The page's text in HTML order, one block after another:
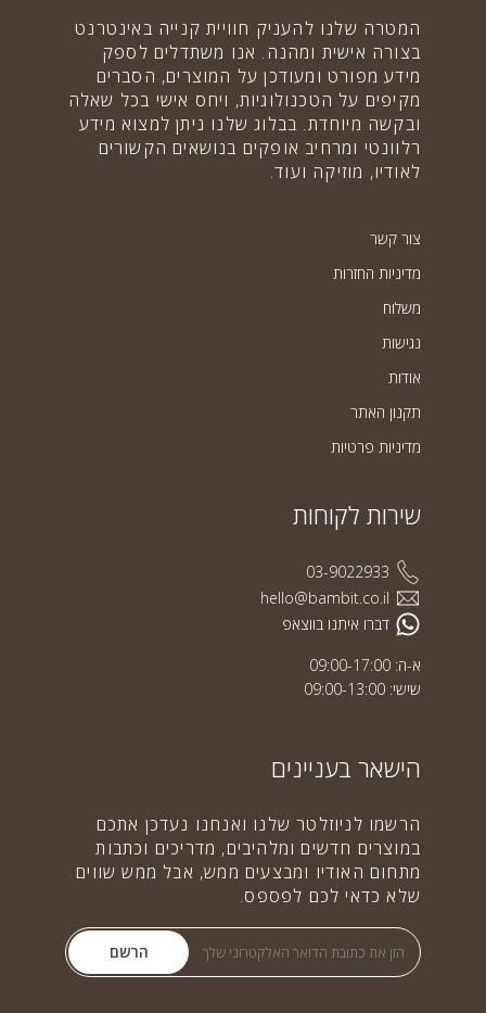
המטרה שלנו להעניק חוויית קנייה באינטרנט
בצורה אישית ומהנה. אנו משתדלים לספק
מידע מפורט ומעודכן על המוצרים, הסברים
מקיפים על הטכנולוגיות, ויחס אישי בכל שאלה
ובקשה מיוחדת. בבלוג שלנו ניתן למצוא מידע
רלוונטי ומרחיב אופקים בנושאים הקשורים
לאודיו, מוזיקה ועוד.
צור קשר
מדיניות החזרות
משלוח
נגישות
אודות
תקנון האתר
מדיניות פרטיות
שירות לקוחות
03-9022933
hello@bambit.co.il
דברו איתנו בווצאפ
א-ה: 09:00-17:00
שישי: 09:00-13:00
הישאר בעניינים
הרשמו לניוזלטר שלנו ואנחנו נעדכן אתכם
במוצרים חדשים ומלהיבים, מדריכים וכתבות
מתחום האודיו ומבצעים ממש, אבל ממש שווים
שלא כדאי לכם לפספס.
הרשם